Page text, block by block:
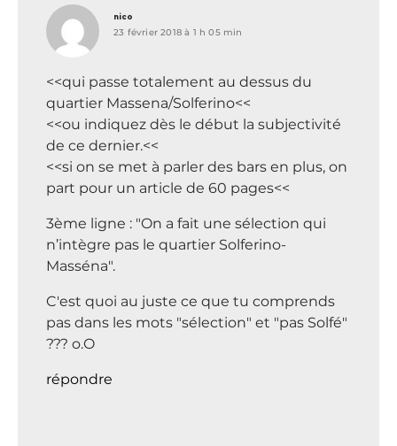
nico
23 février 2018 à 1 h 05 min
<<qui passe totalement au dessus du
quartier Massena/Solferino<<
<<ou indiquez dès le début la subjectivité
de ce dernier.<<
<<si on se met à parler des bars en plus, on
part pour un article de 60 pages<<
3ème ligne : "On a fait une sélection qui
n’intègre pas le quartier Solferino-
Masséna".
C'est quoi au juste ce que tu comprends
pas dans les mots "sélection" et "pas Solfé"
??? o.O
répondre